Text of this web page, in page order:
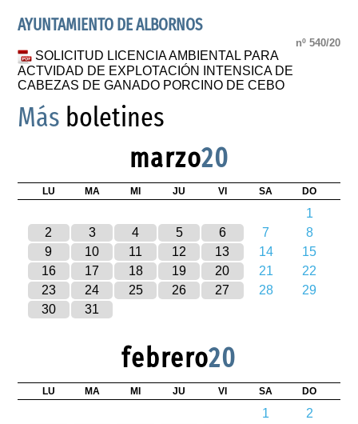
AYUNTAMIENTO DE ALBORNOS
nº 540/20
SOLICITUD LICENCIA AMBIENTAL PARA
ACTVIDAD DE EXPLOTACIÓN INTENSICA DE
CABEZAS DE GANADO PORCINO DE CEBO
Más boletines
marzo20
LU MA MI JU VI SA DO
1
2
3 4 5 6 7
8
9
10 11 12 13 14
15
16
17 18 19 20 21
22
23
24 25 26 27 28
29
30
31
febrero20
LU MA MI JU VI SA DO
1
2